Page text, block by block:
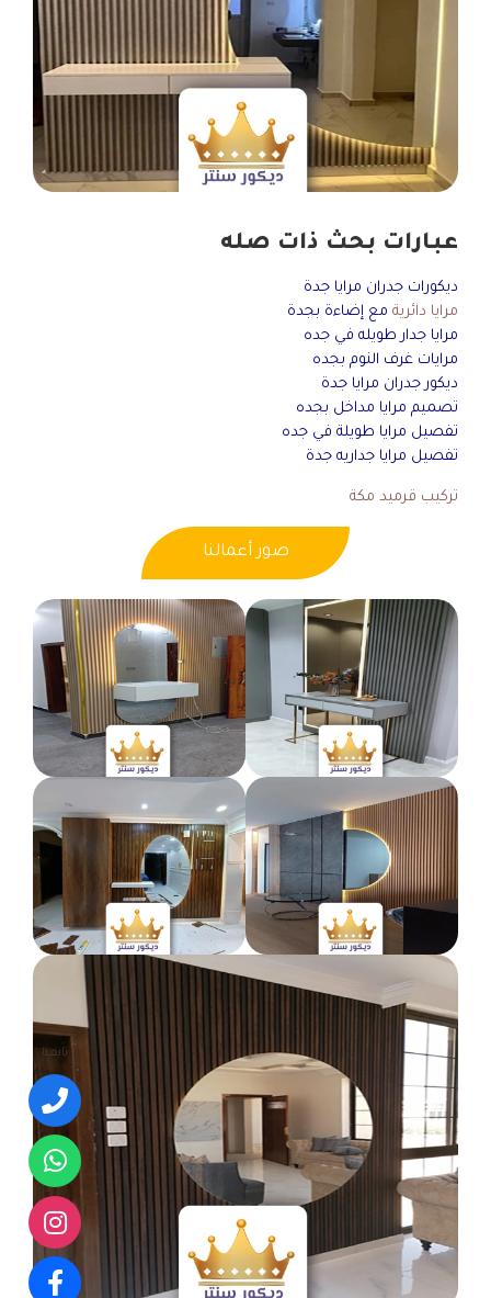
عبارات بحث ذات صله
ديكورات جدران مرايا جدة
مرايا دائرية مع إضاءة بجدة
مرايا جدار طويله في جده
مرايات غرف النوم بجده
ديكور جدران مرايا جدة
تصميم مرايا مداخل بجده
تفصيل مرايا طويلة في جده
تفصيل مرايا جداريه جدة
تركيب قرميد مكة
صور أعمالنا
تابعنا